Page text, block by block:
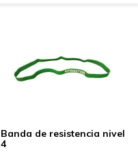
Banda de resistencia nivel
4